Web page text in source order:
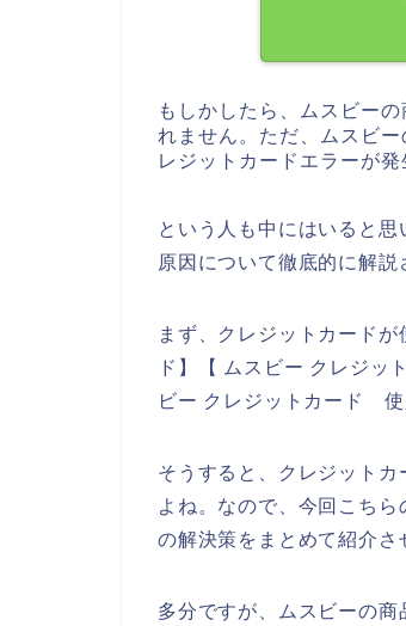
もしかしたら、ムスビー
れません。ただ、ムスビ
レジットカードエラーが発
という人も中にはいると
原因について徹底的に解説
まず、クレジットカード
ド】【 ムスビー クレジ
ビー クレジットカード 使
そうすると、クレジット
よね。なので、今回こち
の解決策をまとめて紹介さ
多分ですが、ムスビーの